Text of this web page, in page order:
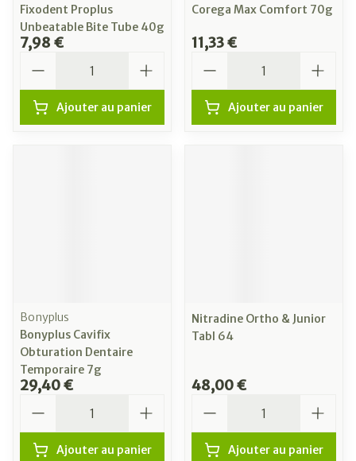
Fixodent Proplus
Unbeatable Bite Tube 40g
7,98 €
Ajouter au panier
Corega Max Comfort 70g
11,33 €
Ajouter au panier
Bonyplus
Bonyplus Cavifix
Obturation Dentaire
Temporaire 7g
29,40 €
Ajouter au panier
Nitradine Ortho & Junior
Tabl 64
48,00 €
Ajouter au panier